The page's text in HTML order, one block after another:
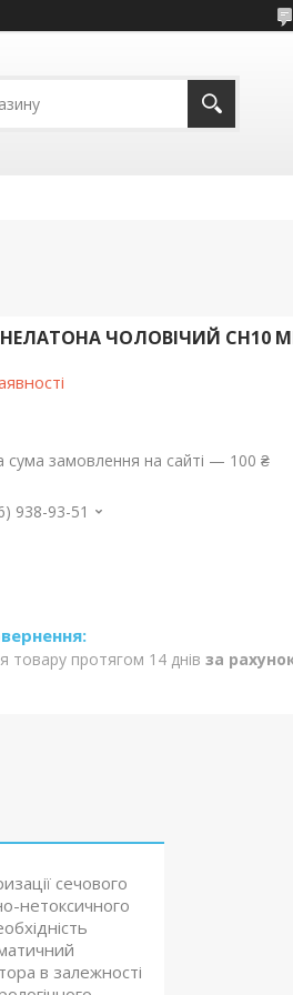
ЧОЛОВІЧИЙ СН10
сума замовлення на сайті — 100 ₴
938-93-51
товару протягом 14 днів за
сечового
нетоксичного
в залежності